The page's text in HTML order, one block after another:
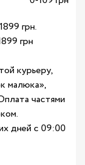
грн.
грн
курьеру,
малюка»,
частями
дней с 09:00